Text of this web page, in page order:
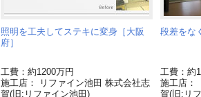
照明を工夫してステキに変身［大阪
府］
工費：約1200万円
施工店： リファイン池田 株式会社志
賀(旧:リファイン池田)
段差をな
工費：約
施工店：
賀(旧:リ